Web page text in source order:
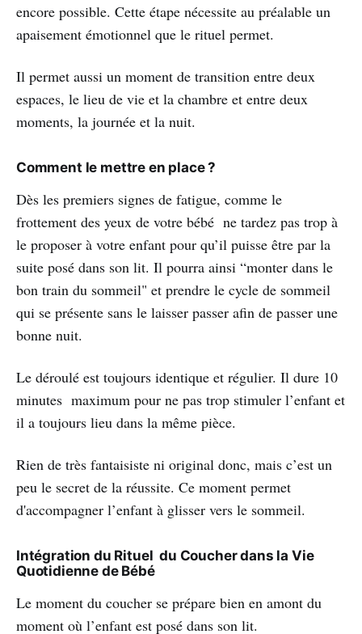
encore possible. Cette étape nécessite au préalable un
apaisement émotionnel que le rituel permet.
Il permet aussi un moment de transition entre deux
espaces, le lieu de vie et la chambre et entre deux
moments, la journée et la nuit.
Comment le mettre en place ?
Dès les premiers signes de fatigue, comme le
frottement des yeux de votre bébé ne tardez pas trop à
le proposer à votre enfant pour qu’il puisse être par la
suite posé dans son lit. Il pourra ainsi “monter dans le
bon train du sommeil" et prendre le cycle de sommeil
qui se présente sans le laisser passer afin de passer une
bonne nuit.
Le déroulé est toujours identique et régulier. Il dure 10
minutes maximum pour ne pas trop stimuler l’enfant et
il a toujours lieu dans la même pièce.
Rien de très fantaisiste ni original donc, mais c’est un
peu le secret de la réussite. Ce moment permet
d'accompagner l’enfant à glisser vers le sommeil.
Intégration du Rituel du Coucher dans la Vie
Quotidienne de Bébé
Le moment du coucher se prépare bien en amont du
moment où l’enfant est posé dans son lit.